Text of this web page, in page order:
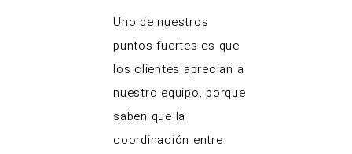
Uno de nuestros
puntos fuertes es que
los clientes aprecian a
nuestro equipo, porque
saben que la
coordinación entre